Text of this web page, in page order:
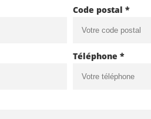
Code postal *
Téléphone *